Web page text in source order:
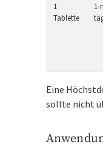
1
Tablette
1-
Eine
sollte nicht